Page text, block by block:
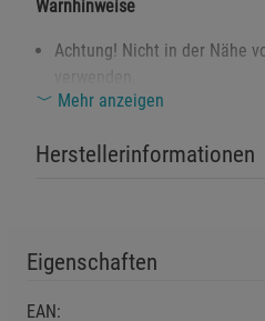
Warnhinweise
Achtung! Nicht in der Nähe
Erstickungsgefahr: Darf nicht
unbeaufsichtigt verwendet
Sicherheitshinweise
Mehr anzeigen
Herstellerinformationen
Eigenschaften
EAN: